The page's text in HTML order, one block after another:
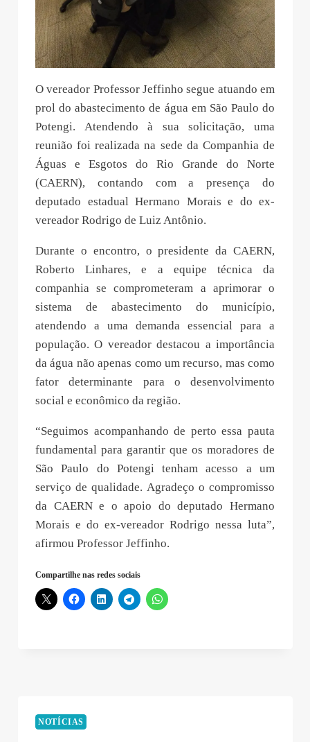
O vereador Professor Jeffinho segue atuando em
prol do abastecimento de água em São Paulo do
Potengi. Atendendo à sua solicitação, uma
reunião foi realizada na sede da Companhia de
Águas e Esgotos do Rio Grande do Norte
(CAERN), contando com a presença do
deputado estadual Hermano Morais e do ex-
vereador Rodrigo de Luiz Antônio.
Durante o encontro, o presidente da CAERN,
Roberto Linhares, e a equipe técnica da
companhia se comprometeram a aprimorar o
sistema de abastecimento do município,
atendendo a uma demanda essencial para a
população. O vereador destacou a importância
da água não apenas como um recurso, mas como
fator determinante para o desenvolvimento
social e econômico da região.
“Seguimos acompanhando de perto essa pauta
fundamental para garantir que os moradores de
São Paulo do Potengi tenham acesso a um
serviço de qualidade. Agradeço o compromisso
da CAERN e o apoio do deputado Hermano
Morais e do ex-vereador Rodrigo nessa luta”,
afirmou Professor Jeffinho.
Compartilhe nas redes sociais
NOTÍCIAS